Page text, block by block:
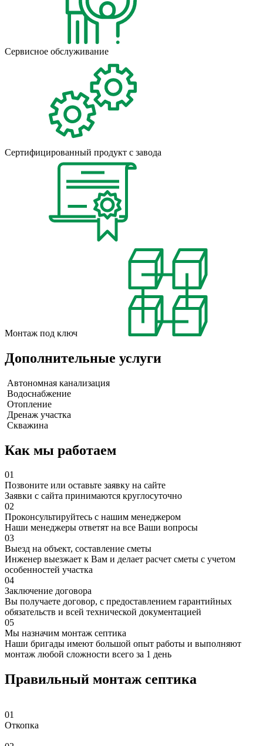
Сервисное обслуживание
Сертифицированный продукт с завода
Монтаж под ключ
Дополнительные услуги
Автономная канализация
Водоснабжение
Отопление
Дренаж участка
Скважина
Как мы работаем
01
Позвоните или оставьте заявку на сайте
Заявки с сайта принимаются круглосуточно
02
Проконсультируйтесь с нашим менеджером
Наши менеджеры ответят на все Ваши вопросы
03
Выезд на объект, составление сметы
Инженер выезжает к Вам и делает расчет сметы с учетом
особенностей участка
04
Заключение договора
Вы получаете договор, с предоставлением гарантийных
обязательств и всей технической документацией
05
Мы назначим монтаж септика
Наши бригады имеют большой опыт работы и выполняют
монтаж любой сложности всего за 1 день
Правильный монтаж септика
01
Откопка